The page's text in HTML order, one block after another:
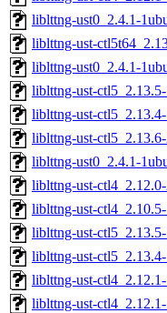
liblttng-ust0_2.4.1-
liblttng-ust-
liblttng-ust0_2.4.1-
liblttng-ust-
liblttng-ust-
liblttng-ust-
liblttng-ust0_2.4.1-
liblttng-ust-
liblttng-ust-
liblttng-ust-
liblttng-ust-
liblttng-ust-
liblttng-ust-